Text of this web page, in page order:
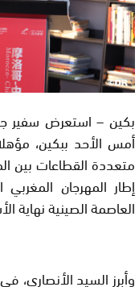
بكين – استعرض سفير
أمس الأحد ببكين،
متعددة القطاعات بين
إطار المهرجان
العاصمة الصينية نهاية
وأبرز السيد الأنصاري،